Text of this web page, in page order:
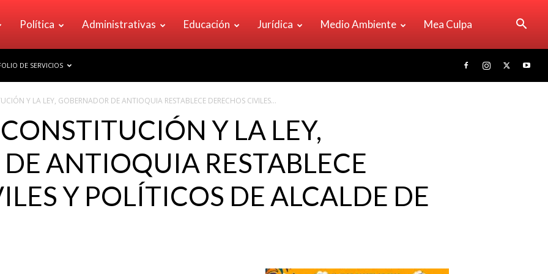
Política Administrativas Educación Jurídica Medio Ambiente Mea Culpa
DE SERVICIOS
Y LA LEY, GOBERNADOR DE ANTIOQUIA RESTABLECE DERECHOS CIVILES...
Y LA LEY,
ANTIOQUIA RESTABLECE
Y POLÍTICOS DE ALCALDE DE